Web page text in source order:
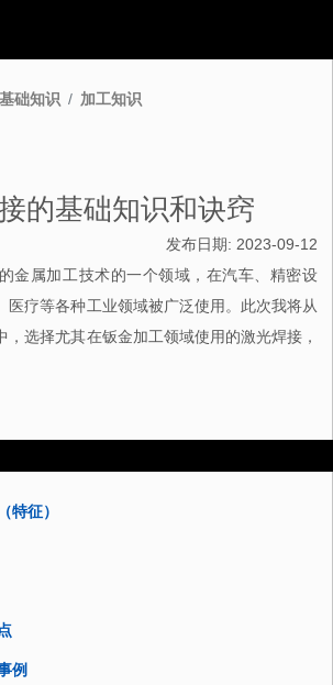
础知识 加工知识
的基础知识和诀窍
发布日期: 2023-09-12
金属加工技术的一个领域，在汽车、精密设
医疗等各种工业领域被广泛使用。此次我将从
，选择尤其在钣金加工领域使用的激光焊接，
特征）
例